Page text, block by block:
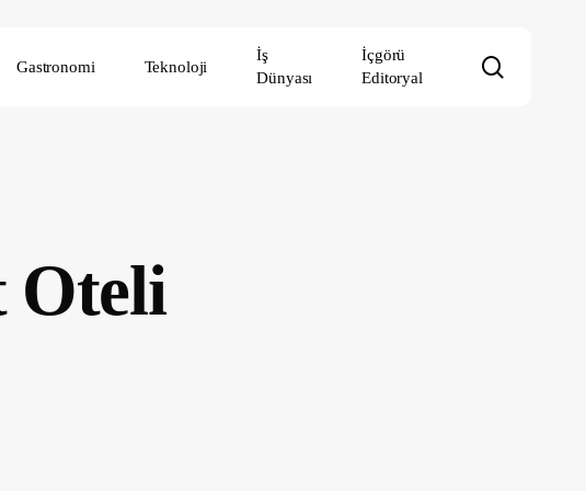
Gastronomi Teknoloji
İş
Dünyası
İçgörü
Editoryal
Oteli